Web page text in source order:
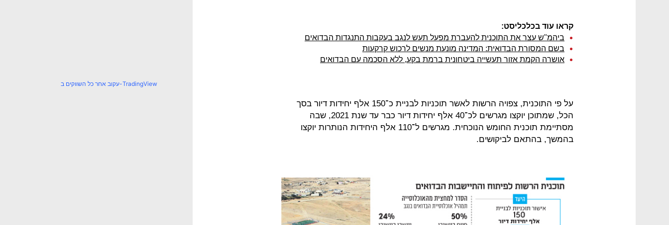
קראו עוד בכלכליסט:
ביהמ"ש עצר את התוכנית להעברת מפעל תעש לנגב בעקבות התנגדות הבדואים
בשם המסורת הבדואית: המדינה מונעת מנשים לרכוש קרקעות
אושרה הקמת אזור תעשייה ביטחונית ברמת בקע, ללא הסכמה עם הבדואים
על פי התוכנית, צפויה הרשות לאשר תוכניות לבניית כ־150 אלף יחידות דיור בסך
הכל, שמתוכן יוקצו מגרשים לכ־40 אלף יחידות דיור כבר עד שנת 2021, שבה
מסתיימת תוכנית החומש הנוכחית. מגרשים ל־110 אלף היחידות הנותרות יוקצו
בהמשך, בהתאם לביקושים.
עקוב אחר כל השווקים ב-TradingView